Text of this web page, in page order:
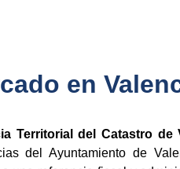
en
Territorial del Catastro de
del Ayuntamiento de